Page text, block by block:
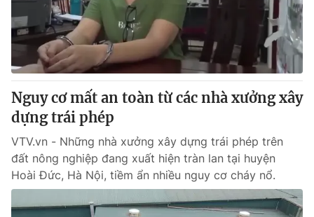
Nguy cơ mất an toàn từ các nhà xưởng xây
dựng trái phép
VTV.vn - Những nhà xưởng xây dựng trái phép trên
đất nông nghiệp đang xuất hiện tràn lan tại huyện
Hoài Đức, Hà Nội, tiềm ẩn nhiều nguy cơ cháy nổ.